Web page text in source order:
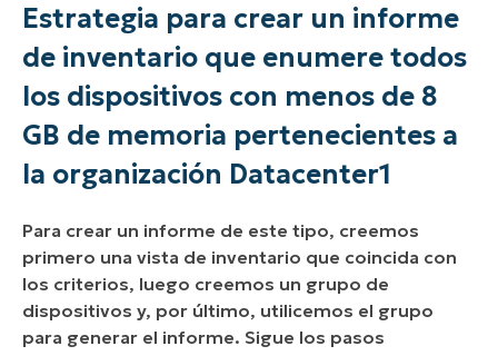
Estrategia para crear un informe
de inventario que enumere todos
los dispositivos con menos de 8
GB de memoria pertenecientes a
la organización Datacenter1
Para crear un informe de este tipo, creemos
primero una vista de inventario que coincida con
los criterios, luego creemos un grupo de
dispositivos y, por último, utilicemos el grupo
para generar el informe. Sigue los pasos